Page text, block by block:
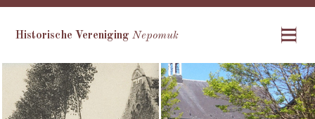
Historische VerenigingNepomuk